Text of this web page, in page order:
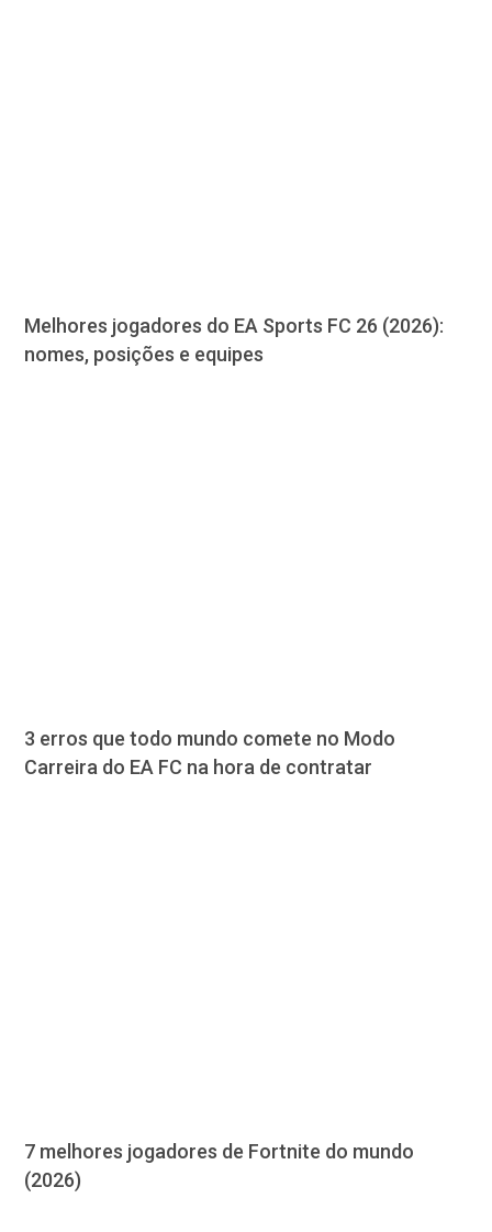
Melhores jogadores do EA Sports FC 26 (2026):
nomes, posições e equipes
3 erros que todo mundo comete no Modo
Carreira do EA FC na hora de contratar
7 melhores jogadores de Fortnite do mundo
(2026)